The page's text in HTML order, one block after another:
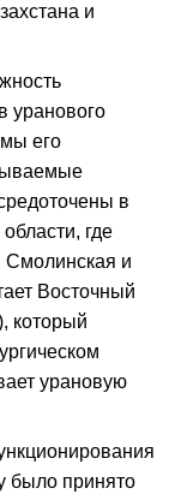
и
уранового
его
в
где
Смолинская и
Восточный
который
урановую
было принято